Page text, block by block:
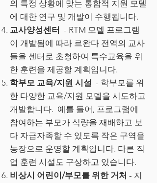
의 특정 상황에 맞는 통합적 지원 모델
에 대한 연구 및 개발이 수행됩니다.
교사양성센터 - RTM 모델 프로그램
이 개발됨에 따라 르완다 전역의 교사
들을 센터로 초청하여 특수교육을 위
한 훈련을 제공할 계획입니다.
학부모 교육/지원 시설 - 학부모를 위
한 다양한 교육/지원 모델을 시도하고
개발합니다. 예를 들어, 프로그램에
참여하는 부모가 식량을 재배하고 보
다 자급자족할 수 있도록 작은 구역을
농장으로 운영할 계획입니다. 다른 직
업 훈련 시설도 구상하고 있습니다.
비상시 어린이/부모를 위한 거처 - 지